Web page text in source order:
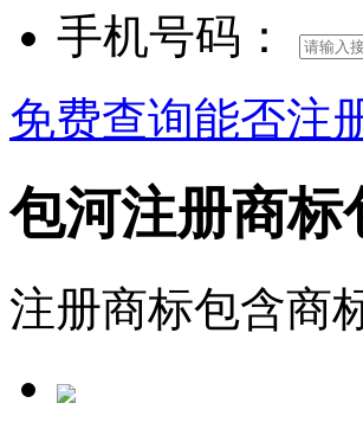
手机号码：
免费查询能否注
包河注册商标
注册商标包含商